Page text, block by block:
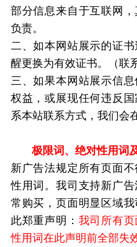
部分信息来自于互联网
负责。
二、如本网站展示的证
醒更换为有效证书。（联
三、如果本网站展示信
权益，或展现任何违反
系本站联系方式，我们会
极限词、绝对性用词
新广告法规定所有页面
性用词。我司支持新广
常购买，页面明显区域
此郑重声明： 我司所有
性用词在此声明前全部失